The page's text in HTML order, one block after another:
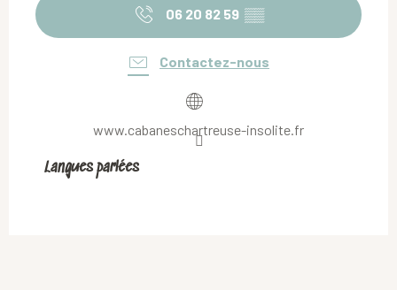
06 20 82 59 ▒▒
Contactez-nous
www.cabaneschartreuse-insolite.fr
Langues parlées
Langues parlées